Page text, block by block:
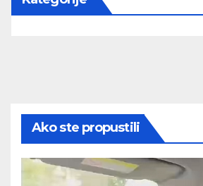
Ako ste propustili